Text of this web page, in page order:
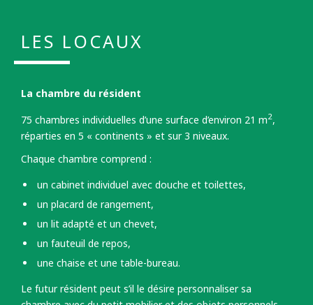
LES LOCAUX
La chambre du résident
75 chambres individuelles d’une surface d’environ 21 m2,
réparties en 5 « continents » et sur 3 niveaux.
Chaque chambre comprend :
un cabinet individuel avec douche et toilettes,
un placard de rangement,
un lit adapté et un chevet,
un fauteuil de repos,
une chaise et une table-bureau.
Le futur résident peut s’il le désire personnaliser sa